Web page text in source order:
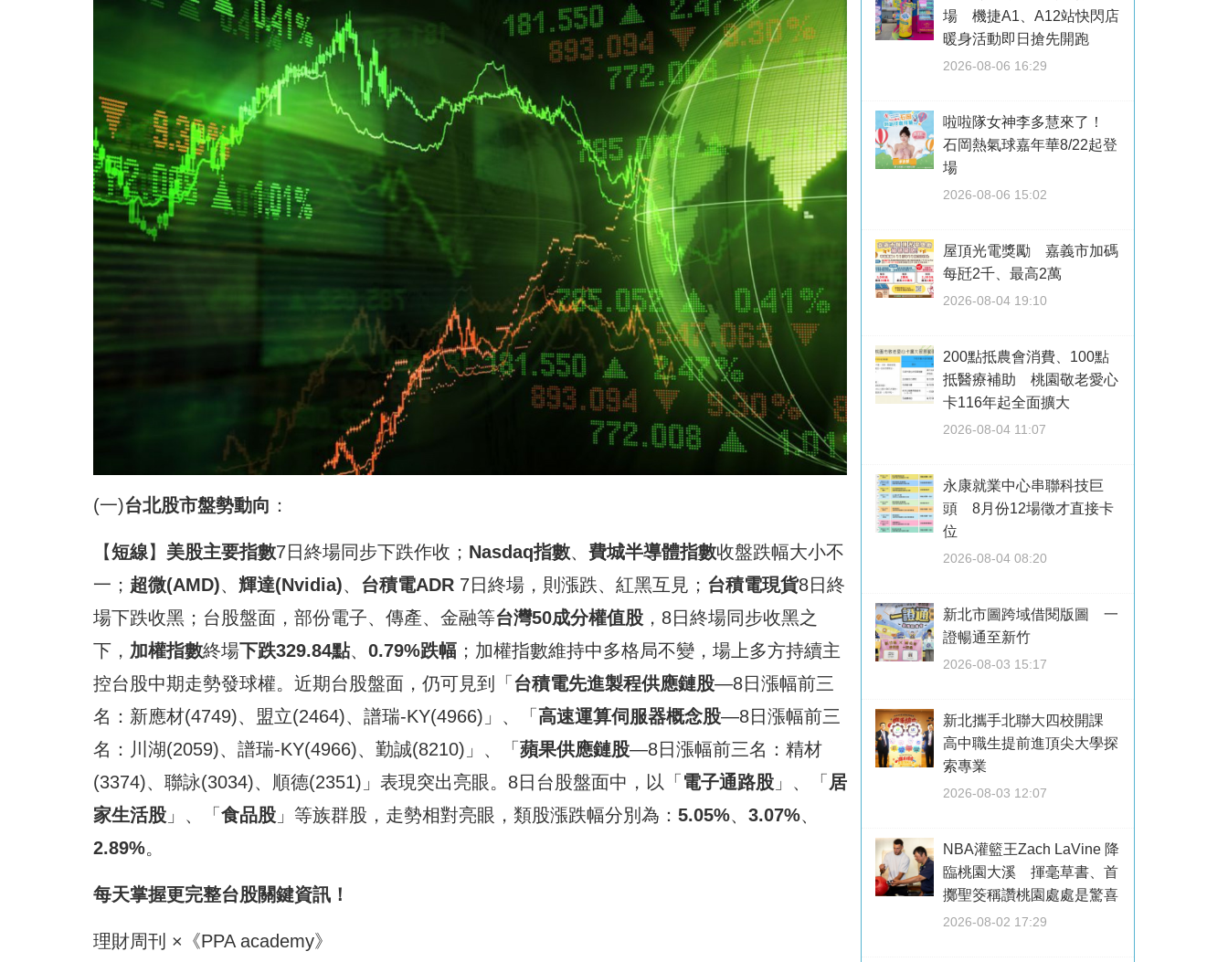
(一)台北股市盤勢動向 ：
【短線】 美股主要指數7日終場同步下跌作收； Nasdaq指數、 費城半導體指數收盤跌幅大小不
一； 超微(AMD)、 輝達(Nvidia)、 台積電ADR 7日終場，則漲跌、紅黑互見； 台積電現貨8日終
場下跌收黑；台股盤面，部份電子、傳產、金融等台灣50成分權值股 ，8日終場同步收黑之
下， 加權指數終場下跌329.84點、 0.79%跌幅 ；加權指數維持中多格局不變，場上多方持續主
控台股中期走勢發球權。近期台股盤面，仍可見到「 台積電先進製程供應鏈股—8日漲幅前三
名：新應材(4749)、盟立(2464)、譜瑞-KY(4966)」、「 高速運算伺服器概念股—8日漲幅前三
名：川湖(2059)、譜瑞-KY(4966)、勤誠(8210)」、「 蘋果供應鏈股—8日漲幅前三名：精材
(3374)、聯詠(3034)、順德(2351)」表現突出亮眼。8日台股盤面中，以「 電子通路股 」、「 居
家生活股 」、「 食品股 」等族群股，走勢相對亮眼，類股漲跌幅分別為： 5.05%、 3.07%、
2.89%。
每天掌握更完整台股關鍵資訊！
理財周刊 ×《PPA academy》
場 機捷A1、A12站快閃店
暖身活動即日搶先開跑
2026-08-06 16:29
啦啦隊女神李多慧來了！
石岡熱氣球嘉年華8/22起登
場
2026-08-06 15:02
屋頂光電獎勵 嘉義市加碼
每瓩2千、最高2萬
2026-08-04 19:10
200點抵農會消費、100點
抵醫療補助 桃園敬老愛心
卡116年起全面擴大
2026-08-04 11:07
永康就業中心串聯科技巨
頭 8月份12場徵才直接卡
位
2026-08-04 08:20
新北市圖跨域借閱版圖 一
證暢通至新竹
2026-08-03 15:17
新北攜手北聯大四校開課
高中職生提前進頂尖大學探
索專業
2026-08-03 12:07
NBA灌籃王Zach LaVine 降
臨桃園大溪 揮毫草書、首
擲聖筊稱讚桃園處處是驚喜
2026-08-02 17:29